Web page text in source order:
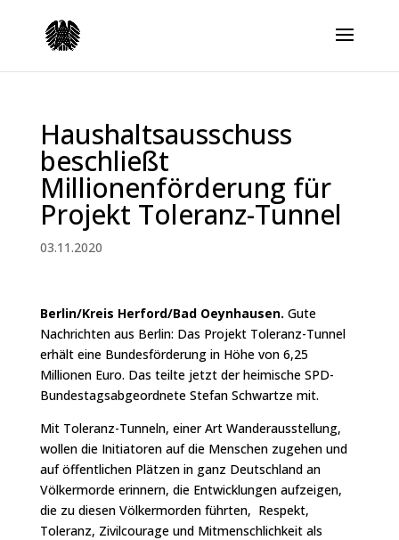
Haushaltsausschuss
beschließt
Millionenförderung für
Projekt Toleranz-Tunnel
03.11.2020
Berlin/Kreis Herford/Bad Oeynhausen. Gute
Nachrichten aus Berlin: Das Projekt Toleranz-Tunnel
erhält eine Bundesförderung in Höhe von 6,25
Millionen Euro. Das teilte jetzt der heimische SPD-
Bundestagsabgeordnete Stefan Schwartze mit.
Mit Toleranz-Tunneln, einer Art Wanderausstellung,
wollen die Initiatoren auf die Menschen zugehen und
auf öffentlichen Plätzen in ganz Deutschland an
Völkermorde erinnern, die Entwicklungen aufzeigen,
die zu diesen Völkermorden führten, Respekt,
Toleranz, Zivilcourage und Mitmenschlichkeit als